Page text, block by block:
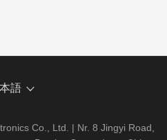
語
Co., Ltd. | Nr. 8 Jingyi Road,